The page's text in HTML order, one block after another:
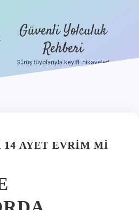
Güvenli Yolculuk
Rehberi
Sürüş tüyolarıyla keyifli hikayeler!
14 AYET EVRIM MI